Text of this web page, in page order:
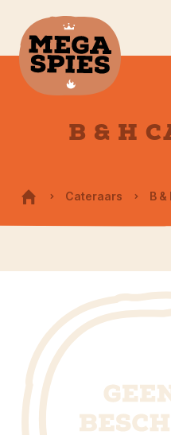
B & H
Cateraars B